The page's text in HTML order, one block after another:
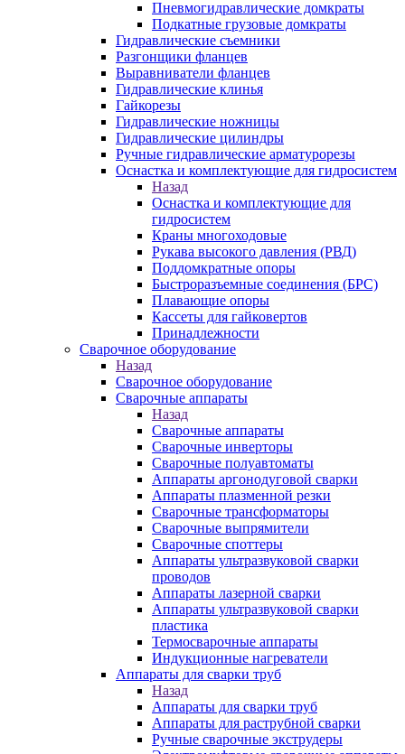
Пневмогидравлические домкраты
Подкатные грузовые домкраты
Гидравлические съемники
Разгонщики фланцев
Выравниватели фланцев
Гидравлические клинья
Гайкорезы
Гидравлические ножницы
Гидравлические цилиндры
Ручные гидравлические арматурорезы
Оснастка и комплектующие для гидросистем
Назад
Оснастка и комплектующие для
гидросистем
Краны многоходовые
Рукава высокого давления (РВД)
Поддомкратные опоры
Быстроразъемные соединения (БРС)
Плавающие опоры
Кассеты для гайковертов
Принадлежности
Сварочное оборудование
Назад
Сварочное оборудование
Сварочные аппараты
Назад
Сварочные аппараты
Сварочные инверторы
Сварочные полуавтоматы
Аппараты аргонодуговой сварки
Аппараты плазменной резки
Сварочные трансформаторы
Сварочные выпрямители
Сварочные споттеры
Аппараты ультразвуковой сварки
проводов
Аппараты лазерной сварки
Аппараты ультразвуковой сварки
пластика
Термосварочные аппараты
Индукционные нагреватели
Аппараты для сварки труб
Назад
Аппараты для сварки труб
Аппараты для раструбной сварки
Ручные сварочные экструдеры